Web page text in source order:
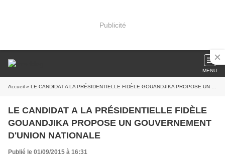
Publicité
MENU
Accueil » LE CANDIDAT A LA PRÉSIDENTIELLE FIDÈLE GOUANDJIKA PROPOSE UN GOUVERNEMENT D'UNION NATIONALE
LE CANDIDAT A LA PRÉSIDENTIELLE FIDÈLE
GOUANDJIKA PROPOSE UN GOUVERNEMENT
D'UNION NATIONALE
Publié le 01/09/2015 à 16:31